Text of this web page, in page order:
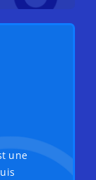
une